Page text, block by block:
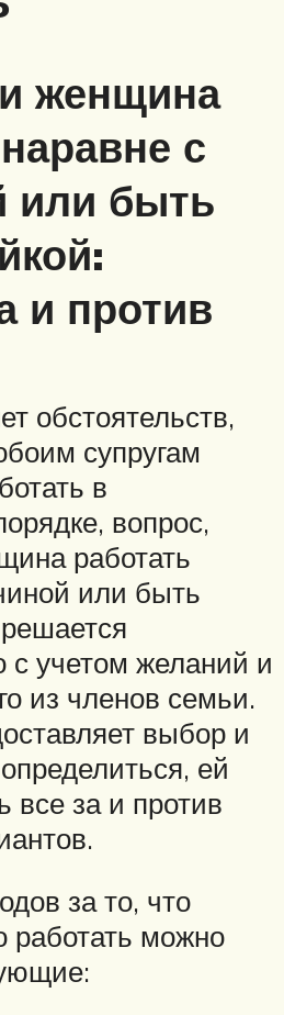
женщина
с
или быть
и против
обстоятельств,
супругам
в
вопрос,
работать
или быть
с учетом желаний и
из членов семьи.
выбор и
ей
все за и против
за то, что
можно